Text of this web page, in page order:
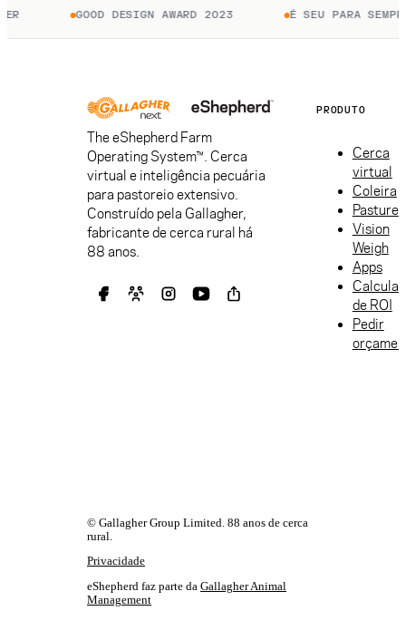
GOOD DESIGN AWARD 2023 É SEU PARA
The eShepherd Farm
Operating System™. Cerca
virtual e inteligência pecuária
para pastoreio extensivo.
Construído pela Gallagher,
fabricante de cerca rural há
88 anos.
PRODUTO
Cerca
virtual
Coleira
Pasture
Vision
Weigh
Apps
de ROI
Pedir
© Gallagher Group Limited. 88 anos de cerca
rural.
Privacidade
eShepherd faz parte da Gallagher Animal
Management